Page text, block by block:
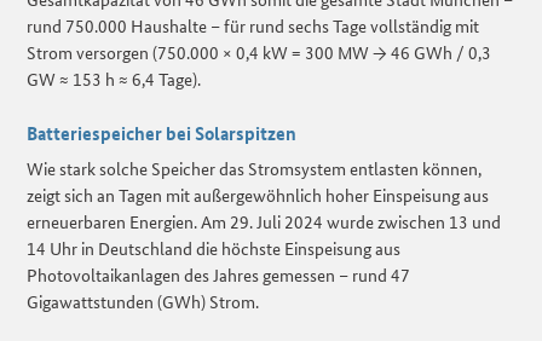
rund 750.000 Haushalte – für rund sechs Tage vollständig mit
Strom versorgen (750.000 × 0,4 kW = 300 MW → 46 GWh / 0,3
GW ≈ 153 h ≈ 6,4 Tage).
Batteriespeicher bei Solarspitzen
Wie stark solche Speicher das Stromsystem entlasten können,
zeigt sich an Tagen mit außergewöhnlich hoher Einspeisung aus
erneuerbaren Energien. Am 29. Juli 2024 wurde zwischen 13 und
14 Uhr in Deutschland die höchste Einspeisung aus
Photovoltaikanlagen des Jahres gemessen – rund 47
Gigawattstunden (GWh) Strom.